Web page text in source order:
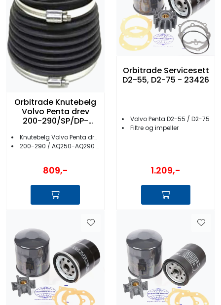
Orbitrade Knutebelg
Volvo Penta drev
200-290/SP/DP-
Knutebelg Volvo Penta drev
200-290 / AQ250-AQ290 / SP / DP
809,-
Orbitrade Servicesett
D2-55, D2-75 - 23426
Volvo Penta D2-55 / D2-75
Filtre og impeller
1.209,-
Fritid/Sikkerhet
Båtpleie/Opplag
Seil
Nyheter